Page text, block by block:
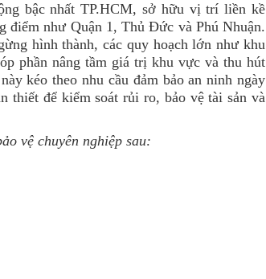
bậc nhất TP.HCM, sở hữu vị trí liền kề
điểm như Quận 1, Thủ Đức và Phú Nhuận.
hình thành, các quy hoạch lớn như khu
phần nâng tầm giá trị khu vực và thu hút
kéo theo nhu cầu đảm bảo an ninh ngày
thiết để kiểm soát rủi ro, bảo vệ tài sản và
vệ chuyên nghiệp sau: